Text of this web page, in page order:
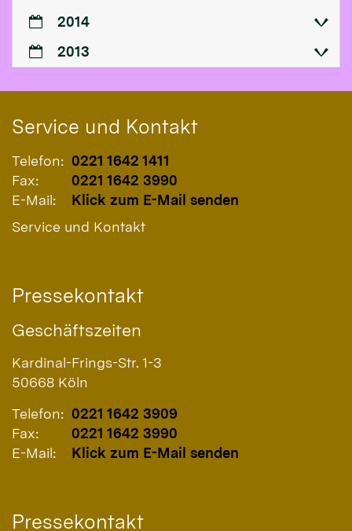
2014
2013
Service und Kontakt
Telefon: 0221 1642 1411
Fax:
0221 1642 3990
E-Mail:
Klick zum E-Mail senden
Service und Kontakt
Pressekontakt
Geschäftszeiten
Kardinal-Frings-Str. 1-3
50668 Köln
Telefon: 0221 1642 3909
Fax:
0221 1642 3990
E-Mail:
Klick zum E-Mail senden
Pressekontakt